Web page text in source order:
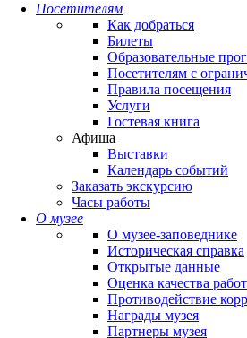
Посетителям
Как добраться
Билеты
Образовательные
Посетителям с
Правила посещения
Услуги
Гостевая книга
Афиша
Выставки
Календарь событий
Заказать экскурсию
Часы работы
О музее
О музее-заповеднике
Историческая справка
Открытые данные
Оценка качества
Противодействие
Награды музея
Партнеры музея